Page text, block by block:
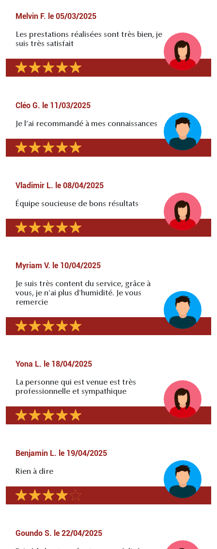
Melvin F. le 05/03/2025
Les prestations réalisées sont très bien, je
suis très satisfait
Cléo G. le 11/03/2025
Je l’ai recommandé à mes connaissances
Vladimir L. le 08/04/2025
Équipe soucieuse de bons résultats
Myriam V. le 10/04/2025
Je suis très content du service, grâce à
vous, je n'ai plus d'humidité. Je vous
remercie
Yona L. le 18/04/2025
La personne qui est venue est très
professionnelle et sympathique
Benjamin L. le 19/04/2025
Rien à dire
Goundo S. le 22/04/2025